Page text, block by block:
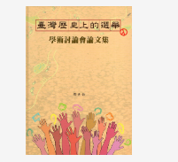
者說認識，是某某關
組織，也未接受其命
沒有關係，根本扯不
黨分子見面、接觸已
坐實指控的叛亂證
的，就被軍警偵訊人